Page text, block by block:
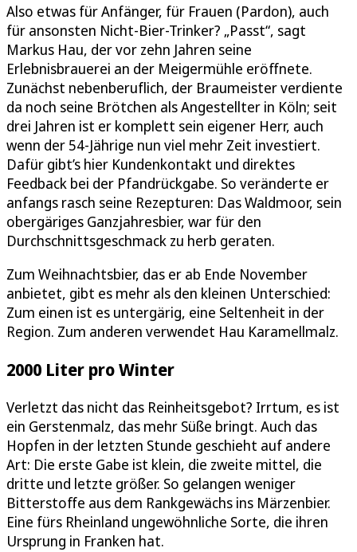
Also etwas für Anfänger, für Frauen (Pardon), auch
für ansonsten Nicht-Bier-Trinker? „Passt“, sagt
Markus Hau, der vor zehn Jahren seine
Erlebnisbrauerei an der Meigermühle eröffnete.
Zunächst nebenberuflich, der Braumeister verdiente
da noch seine Brötchen als Angestellter in Köln; seit
drei Jahren ist er komplett sein eigener Herr, auch
wenn der 54-Jährige nun viel mehr Zeit investiert.
Dafür gibt’s hier Kundenkontakt und direktes
Feedback bei der Pfandrückgabe. So veränderte er
anfangs rasch seine Rezepturen: Das Waldmoor, sein
obergäriges Ganzjahresbier, war für den
Durchschnittsgeschmack zu herb geraten.
Zum Weihnachtsbier, das er ab Ende November
anbietet, gibt es mehr als den kleinen Unterschied:
Zum einen ist es untergärig, eine Seltenheit in der
Region. Zum anderen verwendet Hau Karamellmalz.
2000 Liter pro Winter
Verletzt das nicht das Reinheitsgebot? Irrtum, es ist
ein Gerstenmalz, das mehr Süße bringt. Auch das
Hopfen in der letzten Stunde geschieht auf andere
Art: Die erste Gabe ist klein, die zweite mittel, die
dritte und letzte größer. So gelangen weniger
Bitterstoffe aus dem Rankgewächs ins Märzenbier.
Eine fürs Rheinland ungewöhnliche Sorte, die ihren
Ursprung in Franken hat.